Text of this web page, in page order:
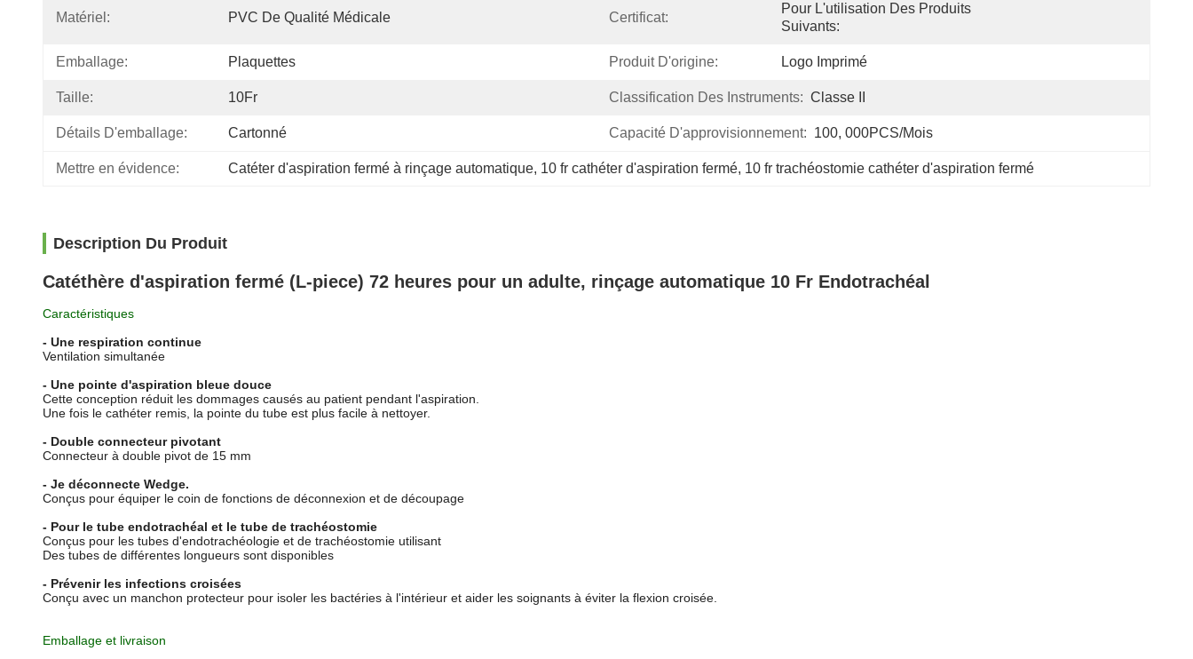
Matériel: PVC De Qualité Médicale Certificat:
Pour L'utilisation Des Produits
Suivants:
Emballage: Plaquettes Produit D'origine: Logo Imprimé
Taille: 10Fr Classification Des Instruments: Classe II
Détails D'emballage: Cartonné Capacité D'approvisionnement: 100, 000PCS/mois
Mettre en évidence: Catéter d'aspiration fermé à rinçage automatique, 10 fr cathéter d'aspiration fermé, 10 fr trachéostomie cathéter d'aspiration fermé
Description Du Produit
Catéthère d'aspiration fermé (L-piece) 72 heures pour un adulte, rinçage automatique 10 Fr Endotrachéal
Caractéristiques
- Une respiration continue
Ventilation simultanée
- Une pointe d'aspiration bleue douce
Cette conception réduit les dommages causés au patient pendant l'aspiration.
Une fois le cathéter remis, la pointe du tube est plus facile à nettoyer.
- Double connecteur pivotant
Connecteur à double pivot de 15 mm
- Je déconnecte Wedge.
Conçus pour équiper le coin de fonctions de déconnexion et de découpage
- Pour le tube endotrachéal et le tube de trachéostomie
Conçus pour les tubes d'endotrachéologie et de trachéostomie utilisant
Des tubes de différentes longueurs sont disponibles
- Prévenir les infections croisées
Conçu avec un manchon protecteur pour isoler les bactéries à l'intérieur et aider les soignants à éviter la flexion croisée.
Emballage et livraison